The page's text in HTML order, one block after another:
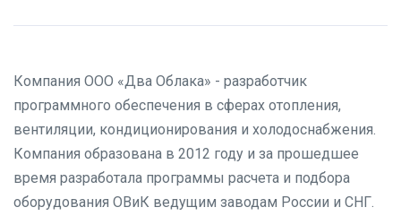
Компания ООО «Два Облака» - разработчик
программного обеспечения в сферах отопления,
вентиляции, кондиционирования и холодоснабжения.
Компания образована в 2012 году и за прошедшее
время разработала программы расчета и подбора
оборудования ОВиК ведущим заводам России и СНГ.